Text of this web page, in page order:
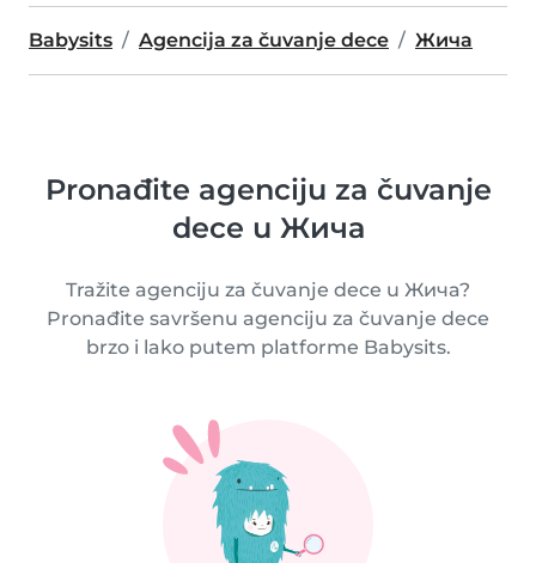
Babysits Agencija za čuvanje dece Жича
Pronađite agenciju za čuvanje
dece u Жича
Tražite agenciju za čuvanje dece u Жича?
Pronađite savršenu agenciju za čuvanje dece
brzo i lako putem platforme Babysits.